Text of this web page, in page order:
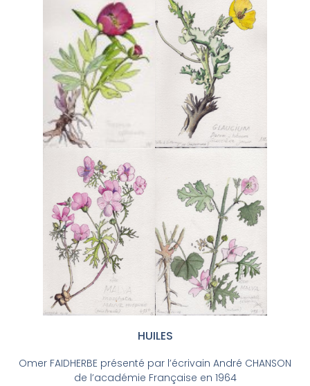
HUILES
Omer FAIDHERBE présenté par l’écrivain André CHANSON
de l’académie Française en 1964